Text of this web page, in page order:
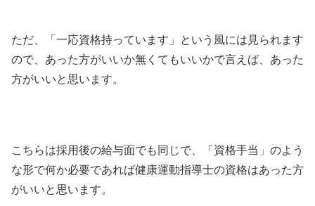
ただ、「一応資格持っています」という風には見られます
ので、あった方がいいか無くてもいいかで言えば、あった
方がいいと思います。
こちらは採用後の給与面でも同じで、「資格手当」のよう
な形で何か必要であれば健康運動指導士の資格はあった方
がいいと思います。